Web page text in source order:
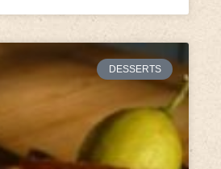
DESSERTS